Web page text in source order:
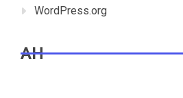
WordPress.org
AH